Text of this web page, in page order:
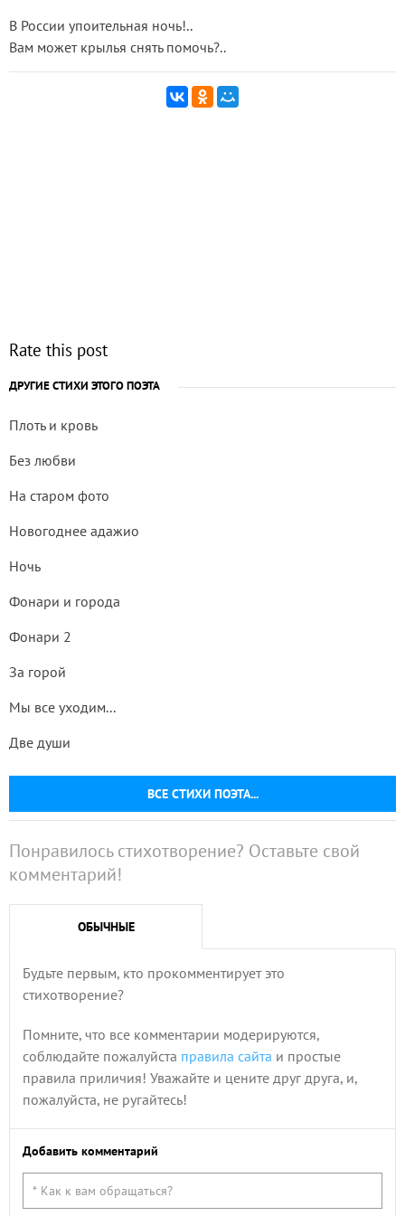
В России упоительная ночь!..
Вам может крылья снять помочь?..
Rate this post
ДРУГИЕ СТИХИ ЭТОГО ПОЭТА
ВСЕ СТИХИ ПОЭТА...
Плоть и кровь
Без любви
На старом фото
Новогоднее адажио
Ночь
Фонари и города
Фонари 2
За горой
Мы все уходим...
Две души
Понравилось стихотворение? Оставьте свой
комментарий!
ОБЫЧНЫЕ
Будьте первым, кто прокомментирует это
стихотворение?
Помните, что все комментарии модерируются,
соблюдайте пожалуйста правила сайта и простые
правила приличия! Уважайте и цените друг друга, и,
пожалуйста, не ругайтесь!
Добавить комментарий